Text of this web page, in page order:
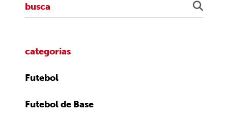
categorias
Futebol
Futebol de Base